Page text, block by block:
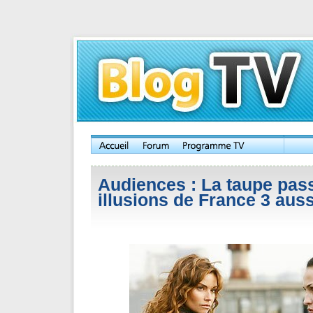
Audiences : La taupe
illusions de France 3